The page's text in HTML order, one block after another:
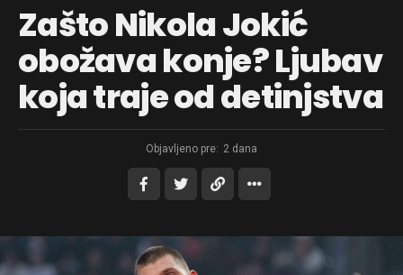
Zašto Nikola Jokić
obožava konje? Ljubav
koja traje od detinjstva
Objavljeno pre: 2 dana